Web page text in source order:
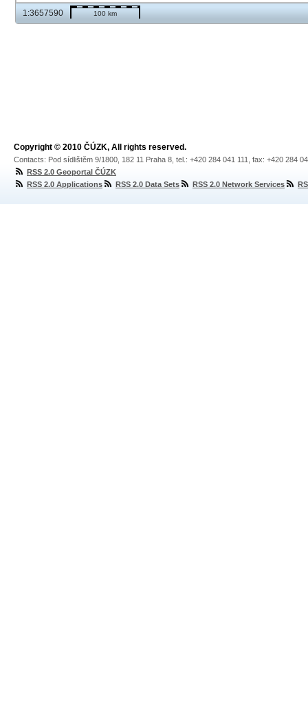
1:3657590 100 km
Copyright © 2010 ČÚZK, All rights reserved.
Contacts: Pod sídlištěm 9/1800, 182 11 Praha 8, tel.: +420 284 041 111, fax: +420 284
RSS 2.0 Geoportal ČÚZK
RSS 2.0 Applications
RSS 2.0 Data Sets RSS 2.0 Network Services